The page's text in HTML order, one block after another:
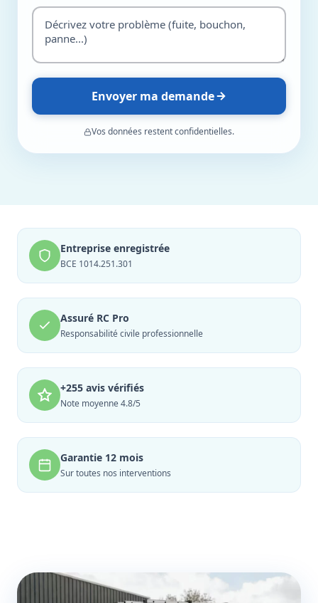
Envoyer ma demande
Vos données restent confidentielles.
Entreprise enregistrée
BCE 1014.251.301
Assuré RC Pro
Responsabilité civile professionnelle
+255 avis vérifiés
Note moyenne 4.8/5
Garantie 12 mois
Sur toutes nos interventions